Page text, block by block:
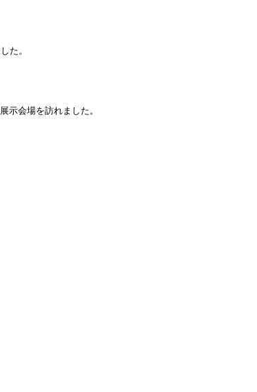
た。
示会場を訪れました。